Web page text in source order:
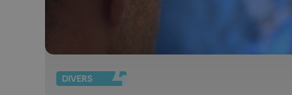
DIVERS